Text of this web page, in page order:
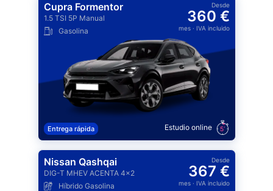
Cupra Formentor
1.5 TSI 5P Manual
Gasolina
Desde
360 €
mes· IVA incluido
Entrega rápida Estudio online
Nissan Qashqai
DIG-T MHEV ACENTA 4x2
Híbrido Gasolina
Desde
367 €
mes· IVA incluido